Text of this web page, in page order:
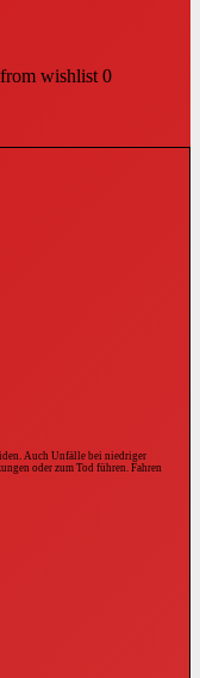
wishlist 0
Auch Unfälle bei niedriger
oder zum Tod führen. Fahren